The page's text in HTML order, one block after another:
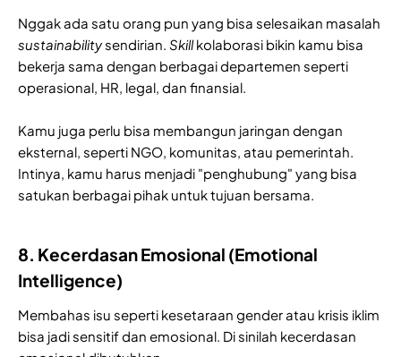
Nggak ada satu orang pun yang bisa selesaikan masalah
sustainabilitysendirian. Skillkolaborasi bikin kamu bisa
bekerja sama dengan berbagai departemen seperti
operasional, HR, legal, dan finansial.
Kamu juga perlu bisa membangun jaringan dengan
eksternal, seperti NGO, komunitas, atau pemerintah.
Intinya, kamu harus menjadi "penghubung" yang bisa
satukan berbagai pihak untuk tujuan bersama.
8. Kecerdasan Emosional (Emotional
Intelligence)
Membahas isu seperti kesetaraan gender atau krisis iklim
bisa jadi sensitif dan emosional. Di sinilah kecerdasan